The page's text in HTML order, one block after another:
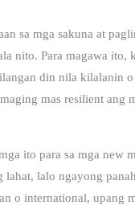
sa mga sakuna at
nito. Para magawa ito,
din nila kilalanin
mas resilient ang
ito para sa mga new
lalo ngayong
o international, upang